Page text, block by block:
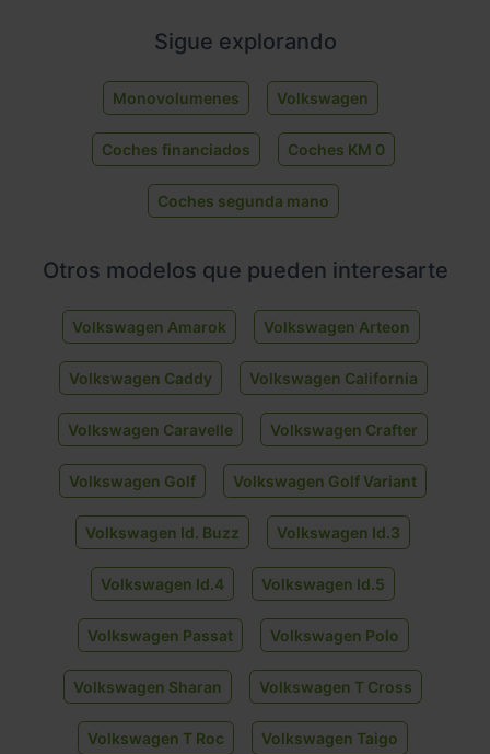
Sigue explorando
Monovolumenes Volkswagen
Coches financiados Coches KM 0
Coches segunda mano
Otros modelos que pueden interesarte
Volkswagen Amarok Volkswagen Arteon
Volkswagen Caddy Volkswagen California
Volkswagen Caravelle Volkswagen Crafter
Volkswagen Golf Volkswagen Golf Variant
Volkswagen Id. Buzz Volkswagen Id.3
Volkswagen Id.4 Volkswagen Id.5
Volkswagen Passat Volkswagen Polo
Volkswagen Sharan Volkswagen T Cross
Volkswagen T Roc Volkswagen Taigo